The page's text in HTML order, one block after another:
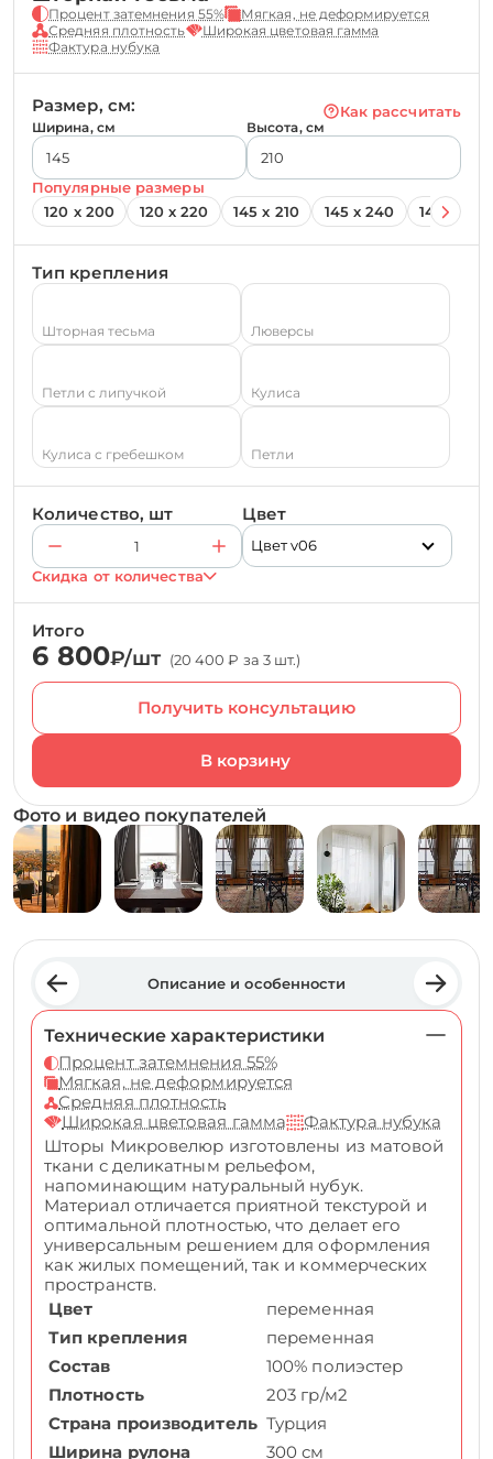
Процент затемнения 55%
Мягкая, не деформируется
Средняя плотность
Широкая цветовая гамма
Фактура нубука
Размер, см: Как рассчитать
Ширина, см Высота, см
Популярные размеры
120 х 200
120 х 220 145 х 210 145 х 240 145 х 260
Тип крепления
Шторная тесьма Люверсы
Петли с липучкой Кулиса
Кулиса с гребешком Петли
Количество, шт Цвет
Цвет v06
Скидка от количества
Итого
6 800₽/шт (20 400 ₽ за 3 шт.)
Получить консультацию
Фото и видео покупателей
Описание и особенности
Технические характеристики
Процент затемнения 55%
Мягкая, не деформируется
Средняя плотность
Широкая цветовая гамма
Фактура нубука
Шторы Микровелюр изготовлены из матовой
ткани с деликатным рельефом,
напоминающим натуральный нубук.
Материал отличается приятной текстурой и
оптимальной плотностью, что делает его
универсальным решением для оформления
как жилых помещений, так и коммерческих
пространств.
Цвет
переменная
Тип крепления
переменная
Состав
100% полиэстер
Плотность
203 гр/м2
Страна производитель Турция
Ширина рулона
300 см